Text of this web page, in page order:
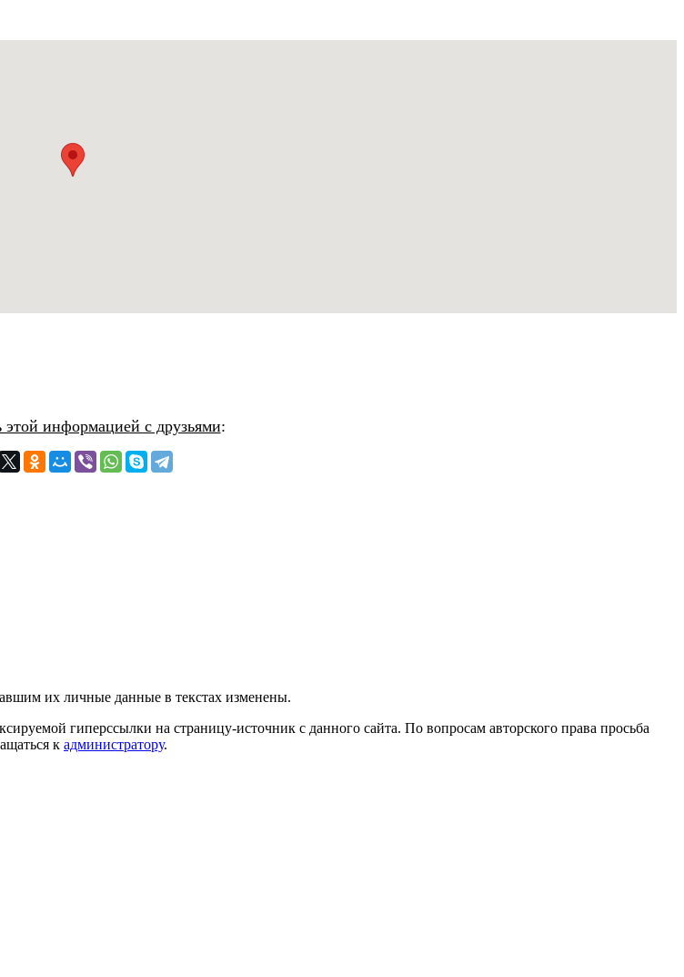
этой информацией с друзьями:
их личные данные в текстах изменены.
гиперссылки на страницу-источник с данного сайта. По вопросам авторского права просьба
к администратору.